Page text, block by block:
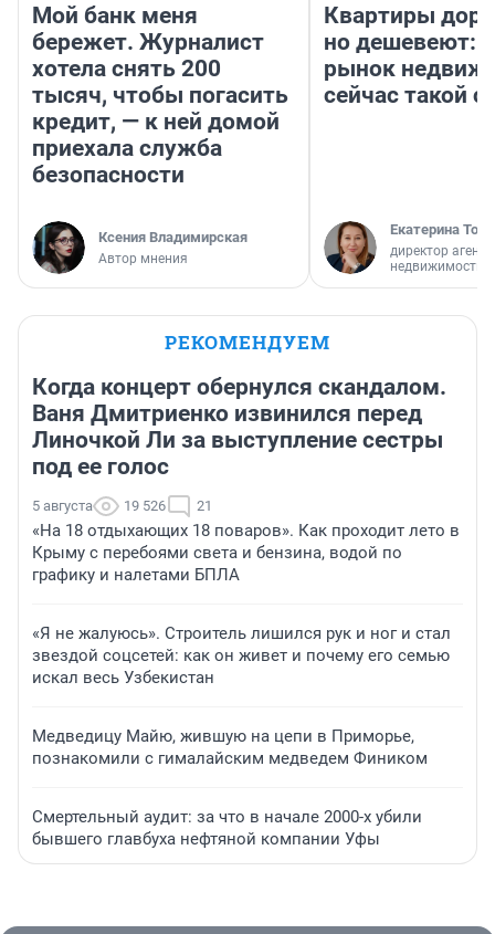
Мой банк меня
бережет. Журналист
хотела снять 200
тысяч, чтобы погасить
кредит, — к ней домой
приехала служба
безопасности
Ксения Владимирская
Автор мнения
Квартиры
но дешевеют:
рынок
сейчас такой
Екатерина
директор
недвижимости
РЕКОМЕНДУЕМ
Когда концерт обернулся скандалом.
Ваня Дмитриенко извинился перед
Линочкой Ли за выступление сестры
под ее голос
5 августа 19 526 21
«На 18 отдыхающих 18 поваров». Как проходит лето в
Крыму с перебоями света и бензина, водой по
графику и налетами БПЛА
«Я не жалуюсь». Строитель лишился рук и ног и стал
звездой соцсетей: как он живет и почему его семью
искал весь Узбекистан
Медведицу Майю, жившую на цепи в Приморье,
познакомили с гималайским медведем Фиником
Смертельный аудит: за что в начале 2000-х убили
бывшего главбуха нефтяной компании Уфы